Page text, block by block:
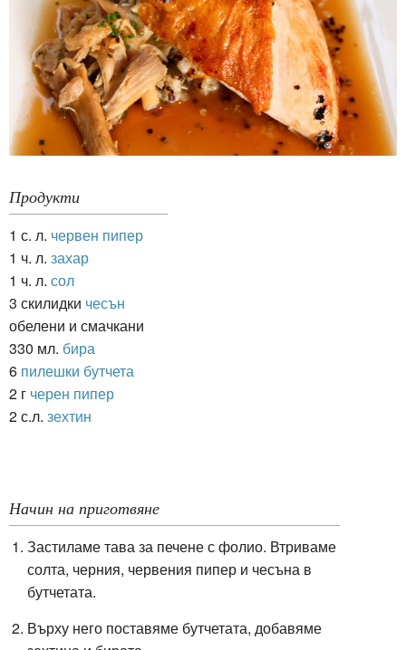
Продукти
1 с. л. червен пипер
1 ч. л. захар
1 ч. л. сол
3 скилидки чесън
обелени и смачкани
330 мл. бира
6 пилешки бутчета
2 г черен пипер
2 с.л. зехтин
Начин на приготвяне
Застиламе тава за печене с фолио. Втриваме
солта, черния, червения пипер и чесъна в
бутчетата.
Върху него поставяме бутчетата, добавяме